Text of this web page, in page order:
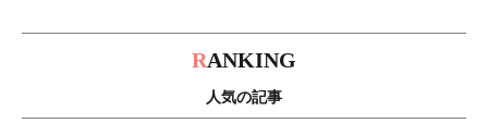
RANKING
人気の記事